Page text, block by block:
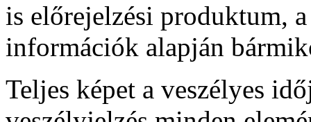
is előrejelzési produktum,
információk alapján
Teljes képet a veszélyes